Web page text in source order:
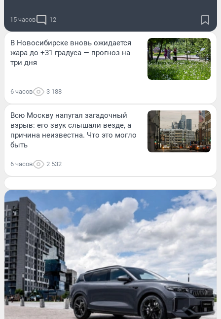
15 часов 12
В Новосибирске вновь ожидается
жара до +31 градуса — прогноз на
три дня
6 часов 3 188
Всю Москву напугал загадочный
взрыв: его звук слышали везде, а
причина неизвестна. Что это могло
быть
6 часов 2 532